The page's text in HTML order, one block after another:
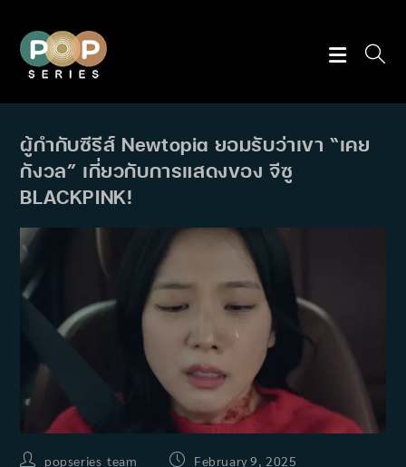
content
ผู้กำกับซีรีส์ Newtopia ยอมรับว่าเขา “เคย
กังวล” เกี่ยวกับการแสดงของ จีซู
BLACKPINK!
Postpopseries_team
PostFebruary 9, 2025